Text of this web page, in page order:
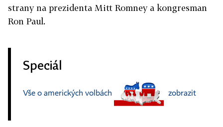
strany na prezidenta Mitt Romney a kongresman
Ron Paul.
Speciál
Vše o amerických volbách zobrazit